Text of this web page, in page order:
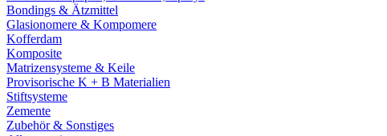
Bondings & Ätzmittel
Glasionomere & Kompomere
Kofferdam
Komposite
Matrizensysteme & Keile
Provisorische K + B Materialien
Stiftsysteme
Zemente
Zubehör & Sonstiges